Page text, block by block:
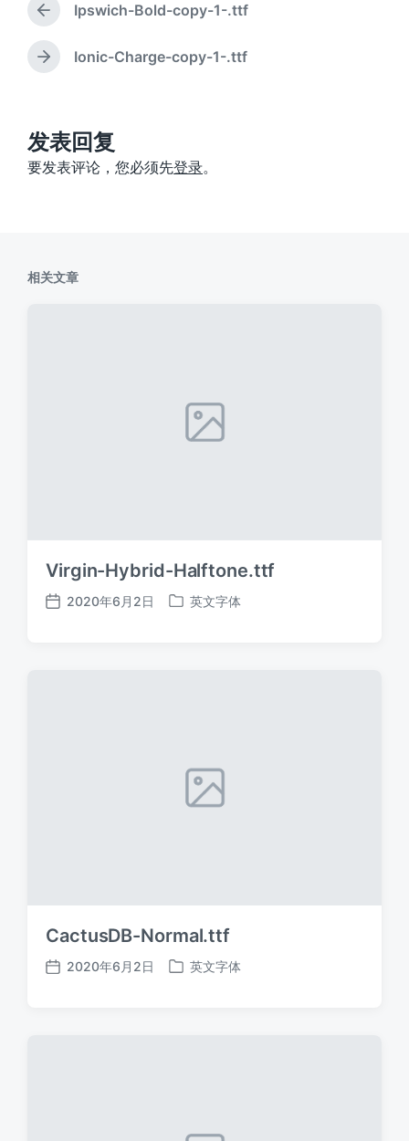
上
篇
文
章
Ipswich-Bold-copy-1-.ttf
下
：
Ionic-Charge-copy-1-.ttf
发表回复
要发表评论，您必须先登录。
相关文章
Virgin-Hybrid-Halftone.ttf
发
2020年6月2日
发
英文字体
CactusDB-Normal.ttf
发
2020年6月2日
发
英文字体